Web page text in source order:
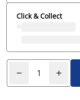
Click & Collect